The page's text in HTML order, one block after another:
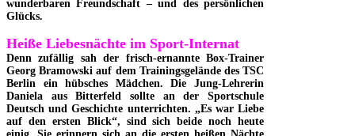
wunderbaren Freundschaft – und des persönlichen
Glücks.
Heiße Liebesnächte im Sport-Internat
Denn zufällig sah der frisch-ernannte Box-Trainer
Georg Bramowski auf dem Trainingsgelände des TSC
Berlin ein hübsches Mädchen. Die Jung-Lehrerin
Daniela aus Bitterfeld sollte an der Sportschule
Deutsch und Geschichte unterrichten. „Es war Liebe
auf den ersten Blick“, sind sich beide noch heute